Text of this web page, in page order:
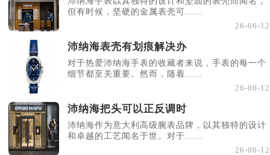
但有时候，坚硬的金属表壳可......
26-06-12
沛纳海表壳有划痕解决办
对于热爱沛纳海手表的收藏者来说，手表的每一个
细节都至关重要。然而，随着......
26-06-12
沛纳海把头可以正反调时
沛纳海作为意大利高级腕表品牌，以其独特的设计
和卓越的工艺闻名于世。对于......
26-06-12